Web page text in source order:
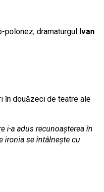
polonez, dramaturgul Ivan
în douăzeci de teatre ale
i-a adus recunoașterea în
ironia se întâlnește cu